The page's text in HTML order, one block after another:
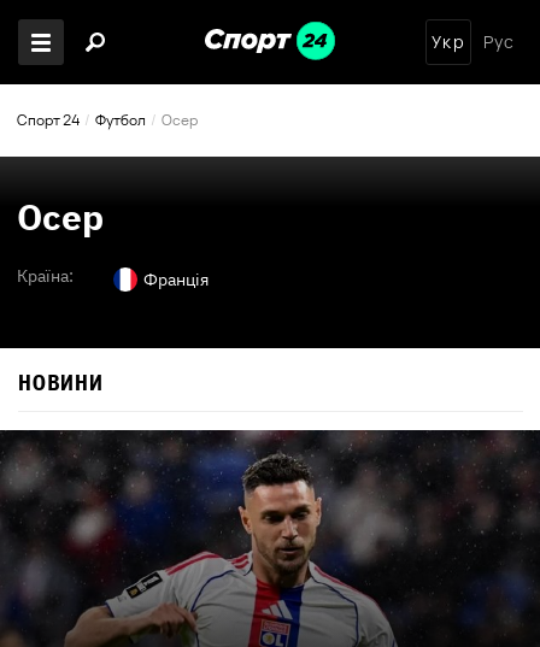
Укр Рус
Спорт 24 Футбол Осер
Осер
Країна: Франція
НОВИНИ